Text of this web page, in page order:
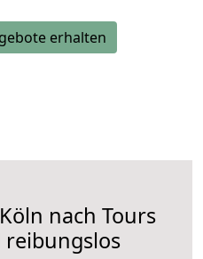
erhalten
nach Tours